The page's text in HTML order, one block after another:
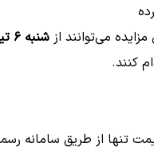
می‌توانند از شنبه ۶ تیرماه ۱۴۰۵
کنند.
تنها از طریق سامانه